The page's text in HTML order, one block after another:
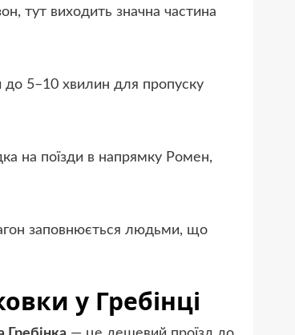
тут виходить значна частина
до 5–10 хвилин для пропуску
на поїзди в напрямку Ромен,
заповнюється людьми, що
у Гребінці